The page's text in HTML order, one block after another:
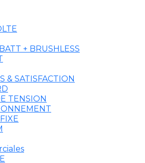
+ BRUSHLESS
& SATISFACTION
TENSION